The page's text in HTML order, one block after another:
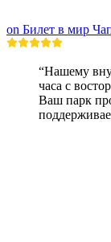
on Билет в мир
“Нашему
часа с
Ваш парк